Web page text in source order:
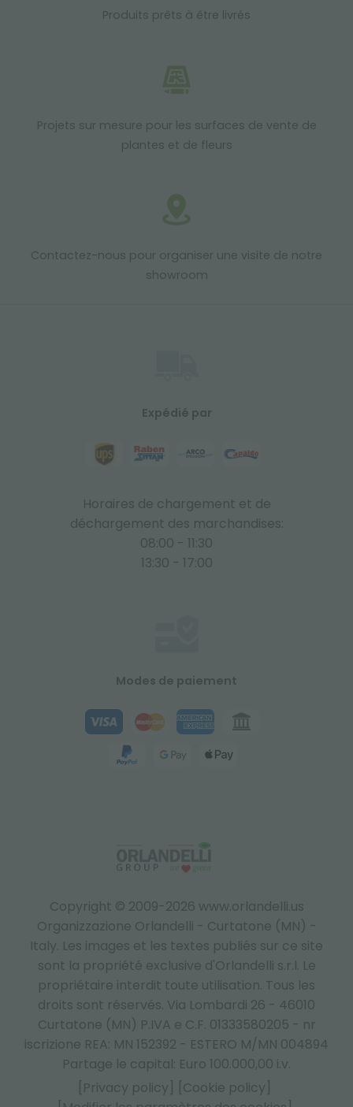
Produits prêts à être livrés
Projets sur mesure pour les surfaces de vente de
plantes et de fleurs
Contactez-nous pour organiser une visite de notre
showroom
Copyright © 2009-2026 www.orlandelli.us
Organizzazione Orlandelli - Curtatone (MN) -
Italy. Les images et les textes publiés sur ce site
sont la propriété exclusive d'Orlandelli s.r.l. Le
propriétaire interdit toute utilisation. Tous les
droits sont réservés. Via Lombardi 26 - 46010
Curtatone (MN) P.IVA e C.F. 01333580205 - nr
iscrizione REA: MN 152392 - ESTERO M/MN 004894
Partage le capital: Euro 100.000,00 i.v.
[Privacy policy]
[Cookie policy]
Expédié par
Horaires de chargement et de
déchargement des marchandises:
08:00 - 11:30
13:30 - 17:00
Modes de paiement